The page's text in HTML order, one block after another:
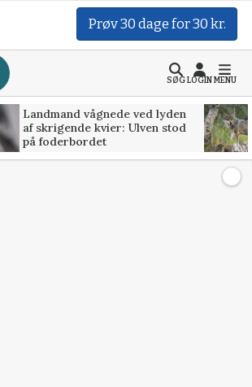
Prøv 30 dage for 30 kr.
SØGLOGINMENU
Landmand vågnede ved lyden
af skrigende kvier: Ulven stod
på foderbordet